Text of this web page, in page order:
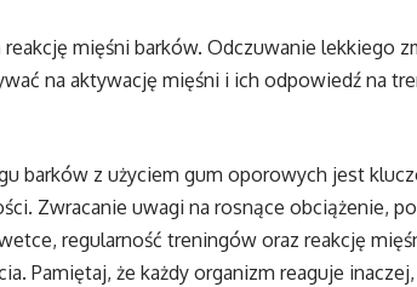
mięśni barków. Odczuwanie lekkiego
na aktywację mięśni i ich odpowiedź na
barków z użyciem gum oporowych jest
Zwracanie uwagi na rosnące obciążenie,
regularność treningów oraz reakcję
Pamiętaj, że każdy organizm reaguje